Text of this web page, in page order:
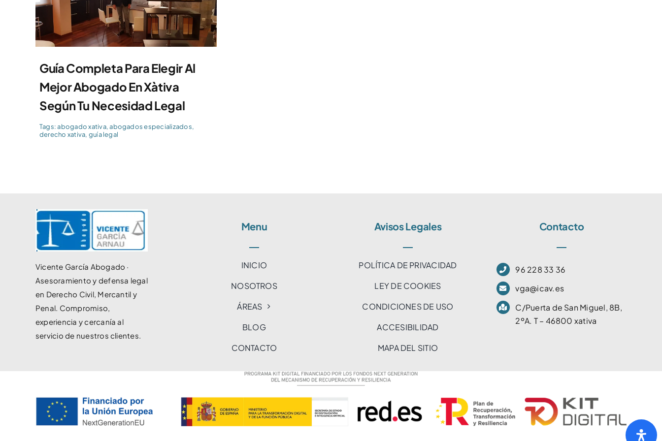
Guía Completa Para Elegir Al
Mejor Abogado En Xàtiva
Según Tu Necesidad Legal
Tags:abogado xativa,abogados especializados,
derecho xativa, guía legal
Vicente García Abogado ·
Asesoramiento y defensa legal
en Derecho Civil, Mercantil y
Penal. Compromiso,
experiencia y cercanía al
servicio de nuestros clientes.
Menu
INICIO
NOSOTROS
ÁREAS
BLOG
CONTACTO
Avisos Legales
POLÍTICA DE PRIVACIDAD
LEY DE COOKIES
CONDICIONES DE USO
ACCESIBILIDAD
MAPA DEL SITIO
Contacto
96 228 33 36
vga@icav.es
C/Puerta de San Miguel, 8B,
2ºA. T – 46800 xativa